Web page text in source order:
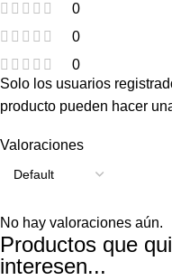
0
0
0
Valoraciones
No hay valoraciones aún.
Solo los usuarios
producto pueden hacer
Productos que
interesen...